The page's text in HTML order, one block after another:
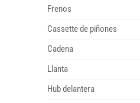
Frenos
Cassette de piñones
Cadena
Llanta
Hub delantera